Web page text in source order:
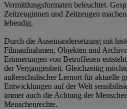
Vermittlungsformaten beleuchtet.
Zeitzeuginnen und Zeitzeugen
lebendig.
Durch die Auseinandersetzung mit
Filmaufnahmen, Objekten und
Erinnerungen von Betroffenen
der Vergangenheit. Gleichzeitig
außerschulischer Lernort für aktuelle
Entwicklungen auf der Welt
immer auch die Achtung der
Menschenrechte.